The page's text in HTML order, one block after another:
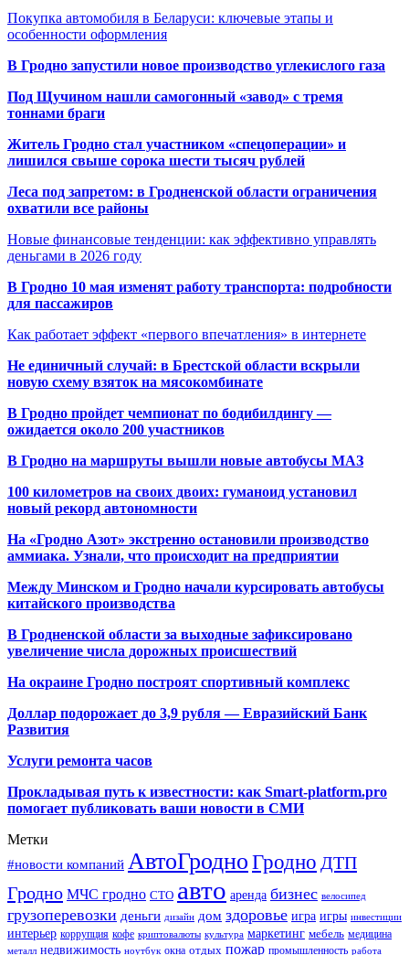
Покупка автомобиля в Беларуси: ключевые этапы и
особенности оформления
В Гродно запустили новое производство углекислого газа
Под Щучином нашли самогонный «завод» с тремя
тоннами браги
Житель Гродно стал участником «спецоперации» и
лишился свыше сорока шести тысяч рублей
Леса под запретом: в Гродненской области ограничения
охватили все районы
Новые финансовые тенденции: как эффективно управлять
деньгами в 2026 году
В Гродно 10 мая изменят работу транспорта: подробности
для пассажиров
Как работает эффект «первого впечатления» в интернете
Не единичный случай: в Брестской области вскрыли
новую схему взяток на мясокомбинате
В Гродно пройдет чемпионат по бодибилдингу —
ожидается около 200 участников
В Гродно на маршруты вышли новые автобусы МАЗ
100 километров на своих двоих: гуманоид установил
новый рекорд автономности
На «Гродно Азот» экстренно остановили производство
аммиака. Узнали, что происходит на предприятии
Между Минском и Гродно начали курсировать автобусы
китайского производства
В Гродненской области за выходные зафиксировано
увеличение числа дорожных происшествий
На окраине Гродно построят спортивный комплекс
Доллар подорожает до 3,9 рубля — Евразийский Банк
Развития
Услуги ремонта часов
Прокладывая путь к известности: как Smart-platform.pro
помогает публиковать ваши новости в СМИ
Метки
#новости компаний АвтоГродноГродно ДТП
Гродно МЧС гродно СТО авто аренда бизнес велосипед
грузоперевозки деньги дизайн дом здоровье игра игры инвестиции
интерьер коррупция кофе криптовалюты культура маркетинг мебель медицина
металл недвижимость ноутбук окна отдых пожар промышленность работа